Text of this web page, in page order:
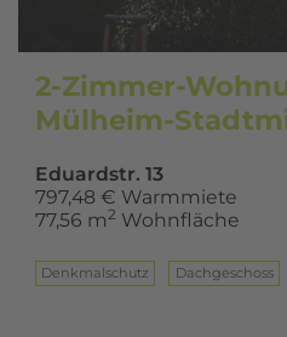
2-Zimmer-
Mülheim-
Eduardstr. 13
797,48 € Warmmiete
77,56 m2 Wohnfläche
Denkmalschutz Dach­ge­schoss